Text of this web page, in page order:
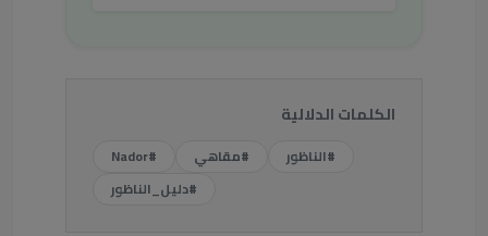
الكلمات الدلالية
#الناظور #مقاهي
#Nador
#دليل_الناظور